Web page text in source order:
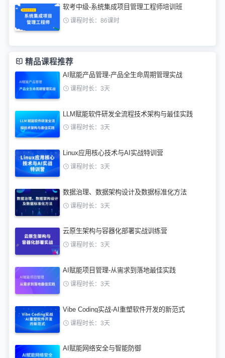
软考中级-系统集成项目管理工程师培训班
课程时长：86课时
精品课程推荐
AI赋能产品管理-产品全生命周期管理实战
课程时长：3天
LLM赋能软件研发全流程技术架构与最佳实践
课程时长：3天
Linux应用核心技术与AI实战特训营
课程时长：3天
数据治理、数据架构设计及数据标准化方法
课程时长：3天
云原生架构与容器化部署实战训练营
课程时长：3天
AI赋能项目管理-从需求到落地最佳实践
课程时长：3天
Vibe Coding实战-AI重塑软件开发的新范式
课程时长：3天
AI赋能网络安全与智能防御